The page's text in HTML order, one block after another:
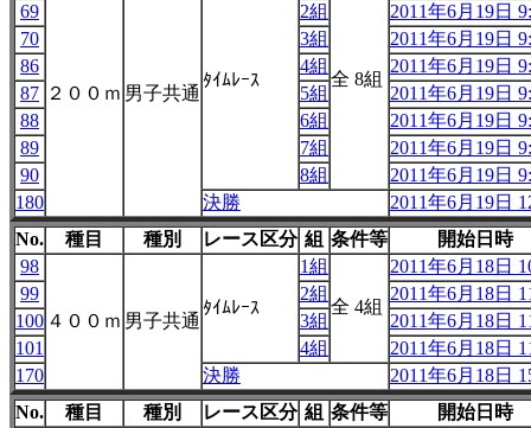
２００ｍ 男子共通
ﾀｲﾑﾚｰｽ 全 8組
69
2組
2011年6月19日
70
3組
2011年6月19日
86
4組
2011年6月19日
87
5組
2011年6月19日
88
6組
2011年6月19日
89
7組
2011年6月19日
90
8組
2011年6月19日
180
決勝
2011年6月19日
No.
種目 種別 レース区分 組 条件等
開始日時
98
４００ｍ 男子共通
ﾀｲﾑﾚｰｽ
1組
全 4組
2011年6月18日
99
2組
2011年6月18日
100
3組
2011年6月18日
101
4組
2011年6月18日
170
決勝
2011年6月18日
No.
種目 種別 レース区分 組 条件等
開始日時